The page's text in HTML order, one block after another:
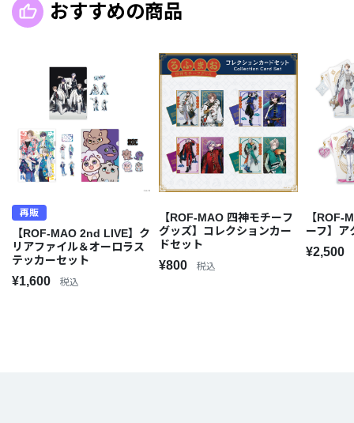
おすすめの商品
再販
【ROF-MAO 2nd LIVE】ク
リアファイル＆オーロラス
テッカーセット
¥1,600 税込
【ROF-MAO 四神モチーフ
グッズ】コレクションカー
ドセット
¥800 税込
【ROF-
ーフ】ア
¥2,500